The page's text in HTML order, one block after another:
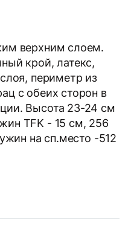
вер­хним сло­ем.
крой, латекс,
периметр из
с обеих сторон в
Высота 23-24 см
TFK - 15 см, 256
на сп.место -512